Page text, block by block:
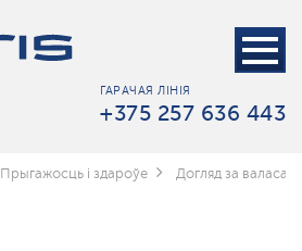
ГАРАЧАЯ ЛІНІЯ
+375 257 636 443
Прыгажосць і здароўе Догляд за валасамі